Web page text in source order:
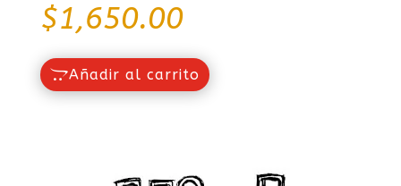
$1,650.00
Añadir al carrito